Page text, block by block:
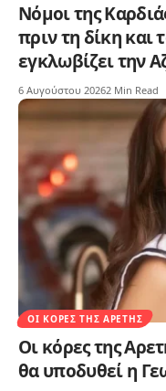
Νόμοι της
πριν τη δίκη και
εγκλωβίζει την
6 Αυγούστου 20262 Min Read
ΟΙ ΚΌΡΕΣ ΤΗΣ ΑΡΕΤΉΣ
Οι κόρες της
θα υποδυθεί η